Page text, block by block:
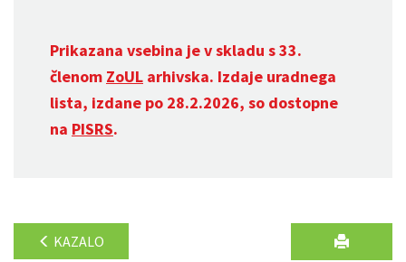
Prikazana vsebina je v skladu s 33.
členom ZoUL arhivska. Izdaje uradnega
lista, izdane po 28.2.2026, so dostopne
na PISRS.
KAZALO